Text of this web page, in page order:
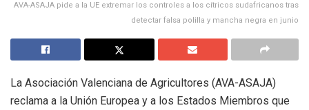
AVA-ASAJA pide a la UE extremar los controles a los cítricos sudafricanos tras
detectar falsa polilla y mancha negra en junio
La Asociación Valenciana de Agricultores (AVA-ASAJA)
reclama a la Unión Europea y a los Estados Miembros que